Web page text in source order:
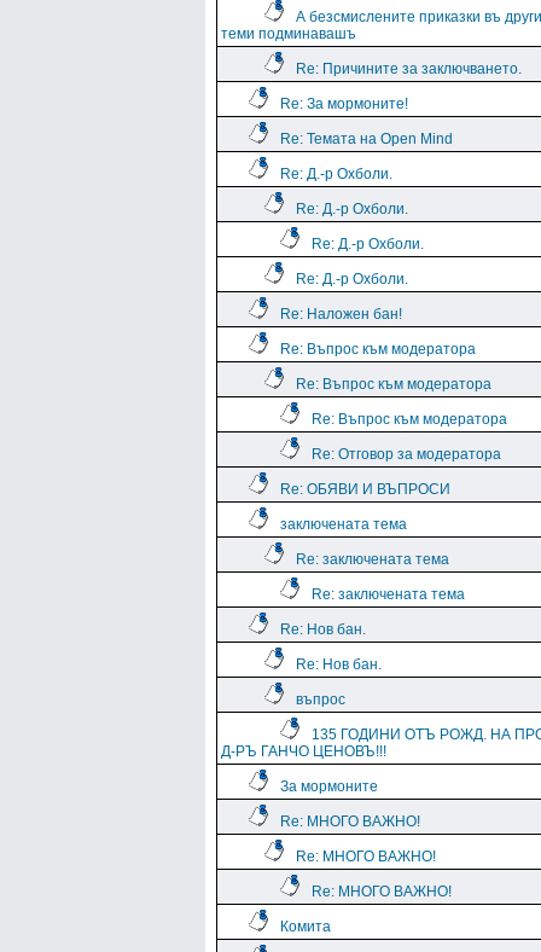
А безсмислените приказки въ други
теми подминавашъ
Re: Причините за заключването.
Re: За мормоните!
Re: Темата на Open Mind
Re: Д.-р Охболи.
Re: Д.-р Охболи.
Re: Д.-р Охболи.
Re: Д.-р Охболи.
Re: Наложен бан!
Re: Въпрос към модератора
Re: Въпрос към модератора
Re: Въпрос към модератора
Re: Отговор за модератора
Re: ОБЯВИ И ВЪПРОСИ
заключената тема
Re: заключената тема
Re: заключената тема
Re: Нов бан.
Re: Нов бан.
въпрос
135 ГОДИНИ ОТЪ РОЖД. НА
Д-РЪ ГАНЧО ЦЕНОВЪ!!!
За мормоните
Re: МНОГО ВАЖНО!
Re: МНОГО ВАЖНО!
Re: МНОГО ВАЖНО!
Комита